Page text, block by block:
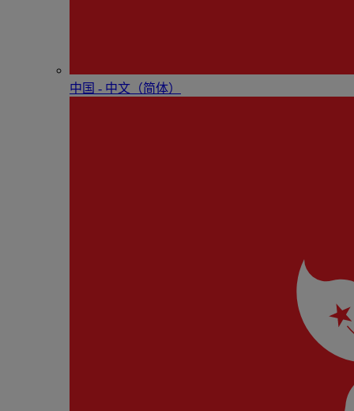
中国 - 中⽂（简体）